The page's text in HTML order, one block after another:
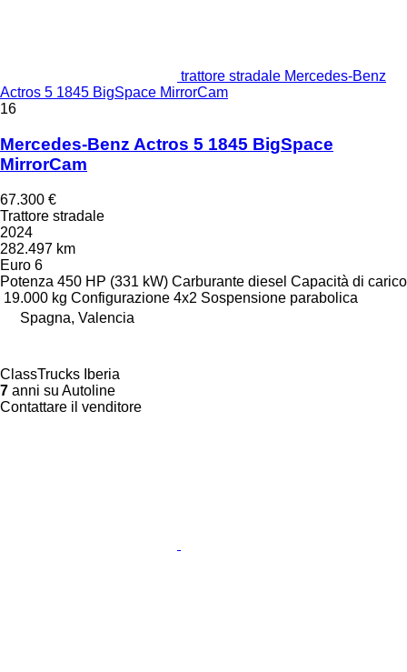
trattore stradale Mercedes-Benz
Actros 5 1845 BigSpace MirrorCam
16
Mercedes-Benz Actros 5 1845 BigSpace
MirrorCam
67.300 €
Trattore stradale
2024
282.497 km
Euro 6
Potenza 450 HP (331 kW) Carburante diesel Capacità di carico
19.000 kg Configurazione 4x2 Sospensione parabolica
Spagna, Valencia
ClassTrucks Iberia
7 anni su Autoline
Contattare il venditore